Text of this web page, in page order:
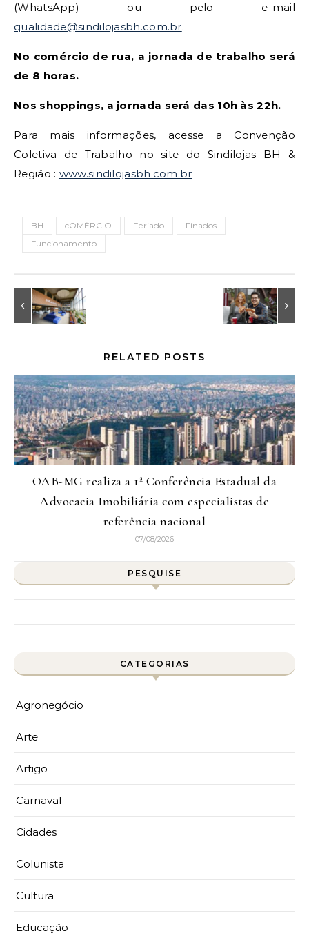
(WhatsApp) ou pelo e-mail
qualidade@sindilojasbh.com.br.
No comércio de rua, a jornada de trabalho será
de 8 horas.
Nos shoppings, a jornada será das 10h às 22h.
Para mais informações, acesse a Convenção
Coletiva de Trabalho no site do Sindilojas BH &
Região : www.sindilojasbh.com.br
BH cOMÉRCIO Feriado
Finados
Funcionamento
RELATED POSTS
OAB-MG realiza a 1ª Conferência Estadual da
Advocacia Imobiliária com especialistas de
referência nacional
07/08/2026
PESQUISE
CATEGORIAS
Agronegócio
Arte
Artigo
Carnaval
Cidades
Colunista
Cultura
Educação